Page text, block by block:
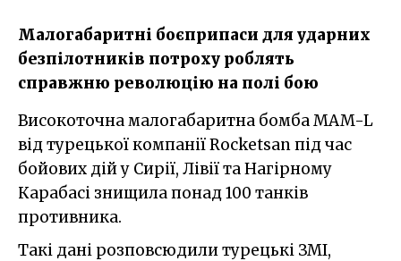
Малогабаритні боєприпаси для ударних
безпілотників потроху роблять
справжню революцію на полі бою
Високоточна малогабаритна бомба MAM-L
від турецької компанії Rocketsan під час
бойових дій у Сирії, Лівії та Нагірному
Карабасі знищила понад 100 танків
противника.
Такі дані розповсюдили турецькі ЗМІ,